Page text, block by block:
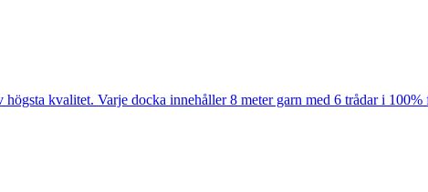
kvalitet. Varje docka innehåller 8 meter garn med 6 trådar i